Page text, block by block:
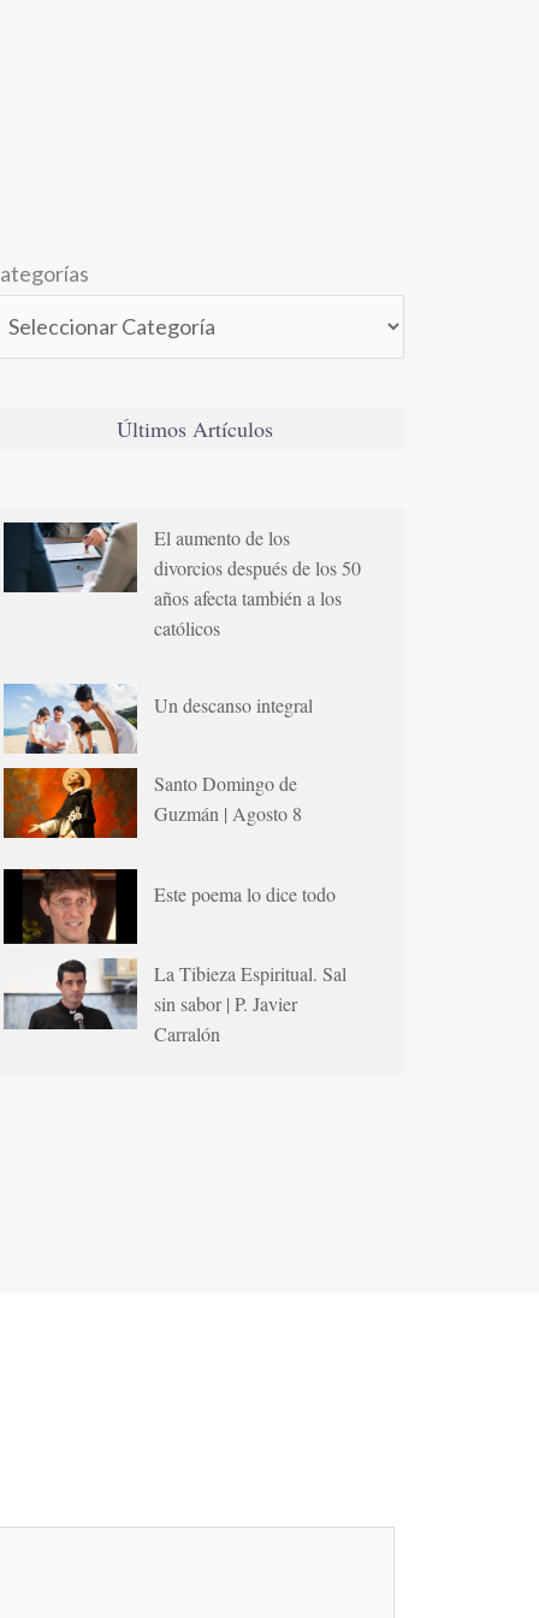
Últimos Artículos
El aumento de los
divorcios después de los 50
años afecta también a los
católicos
Un descanso integral
Santo Domingo de
Guzmán | Agosto 8
Este poema lo dice todo
La Tibieza Espiritual. Sal
sin sabor | P. Javier
Carralón